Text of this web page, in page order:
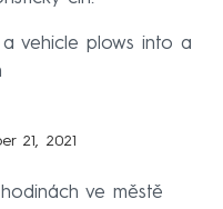
vehicle plows into a
21, 2021
ve městě